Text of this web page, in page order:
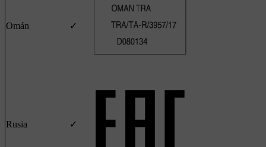
Omán ✓
Rusia ✓